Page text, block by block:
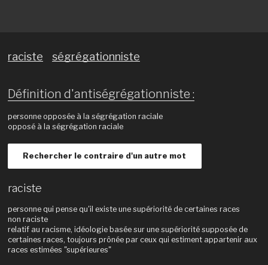
raciste ségrégationniste
Définition d'antiségrégationniste :
personne opposée à la ségrégation raciale
opposé à la ségrégation raciale
Rechercher le contraire d'un autre mot
raciste
personne qui pense qu'il existe une supériorité de certaines races
non raciste
relatif au racisme, idéologie basée sur une supériorité supposée de
certaines races, toujours prônée par ceux qui estiment appartenir aux
races estimées "supérieures"